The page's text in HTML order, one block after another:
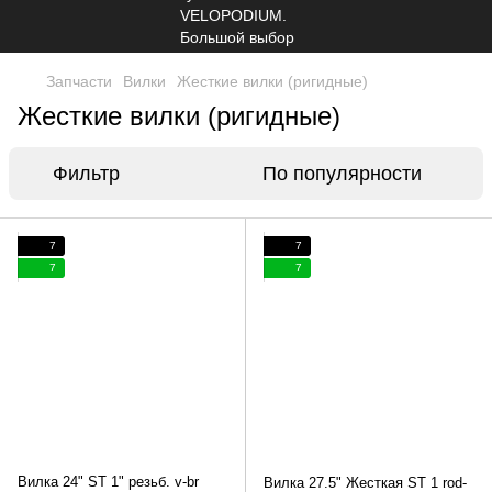
Запчасти Вилки Жесткие вилки (ригидные)
Жесткие вилки (ригидные)
Фильтр По популярности
7
7
Вилка 24" ST 1" резьб. v-br
7
7
Вилка 27.5" Жесткая ST 1 rod-